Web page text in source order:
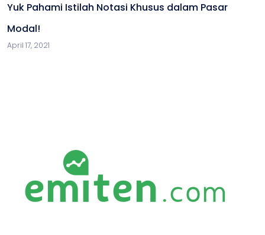
Yuk Pahami Istilah Notasi Khusus dalam Pasar
Modal!
April 17, 2021